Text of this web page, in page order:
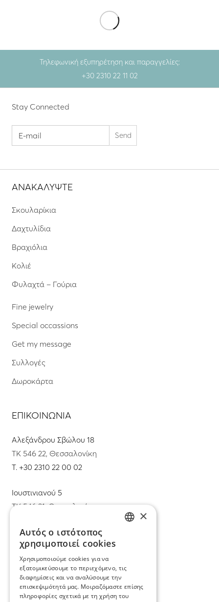
Τηλεφωνική εξυπηρέτηση και παραγγελίες:
+30 2310 22 11 02
Stay Connected
ΑΝΑΚΑΛΥΨΤΕ
Σκουλαρίκια
Δαχτυλίδια
Βραχιόλια
Κολιέ
Φυλαχτά – Γούρια
Fine jewelry
Special occassions
Get my message
Συλλογές
Δωροκάρτα
ΕΠΙΚΟΙΝΩΝΙΑ
Αλεξάνδρου Σβώλου 18
ΤΚ 546 22, Θεσσαλονίκη
T. +30 2310 22 00 02
Ιουστινιανού 5
ΤΚ 546 31, Θεσσαλονίκη
info@mimadastimargarita.gr
ΕΞΥΠΗΡΕΤΗΣΗ ΠΕΛΑΤΩΝ
Φροντίδα και επισκευή κοσμημάτων
×
Αυτός ο ιστότοπος
χρησιμοποιεί cookies
Χρησιμοποιούμε cookies για να
εξατομικεύσουμε το περιεχόμενο, τις
διαφημίσεις και να αναλύσουμε την
επισκεψιμότητά μας. Μοιραζόμαστε επίσης
πληροφορίες σχετικά με τη χρήση του